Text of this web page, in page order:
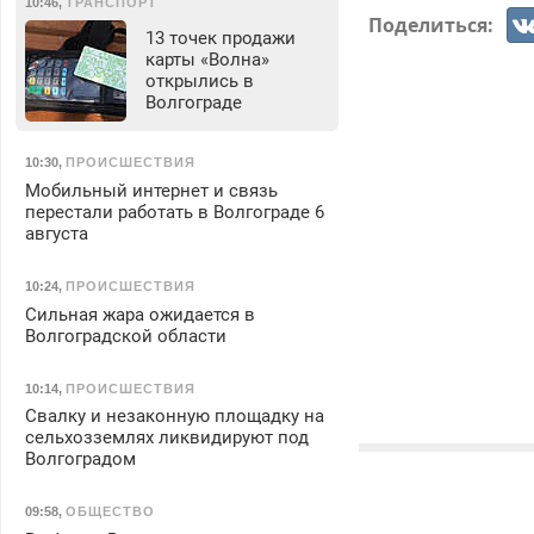
Поделиться:
13 точек продажи
карты «Волна»
открылись в
Волгограде
10:30, ПРОИСШЕСТВИЯ
Мобильный интернет и связь
перестали работать в Волгограде 6
августа
10:24, ПРОИСШЕСТВИЯ
Сильная жара ожидается в
Волгоградской области
10:14, ПРОИСШЕСТВИЯ
Свалку и незаконную площадку на
сельхозземлях ликвидируют под
Волгоградом
09:58, ОБЩЕСТВО